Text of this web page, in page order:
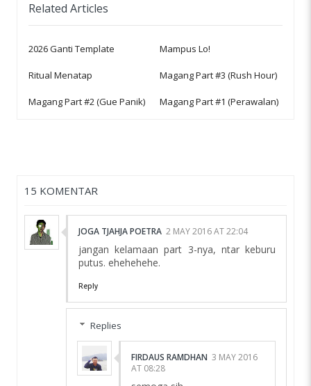
Related Articles
2026 Ganti Template Mampus Lo!
Ritual Menatap Magang Part #3 (Rush Hour)
Magang Part #2 (Gue Panik) Magang Part #1 (Perawalan)
15 KOMENTAR
JOGA TJAHJA POETRA 2 MAY 2016 AT 22:04
jangan kelamaan part 3-nya, ntar keburu
putus. ehehehehe.
Reply
Replies
FIRDAUS RAMDHAN 3 MAY 2016
AT 08:28